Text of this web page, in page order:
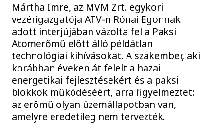
Mártha Imre, az MVM Zrt. egykori
vezérigazgatója ATV-n Rónai Egonnak
adott interjújában vázolta fel a Paksi
Atomerőmű előtt álló példátlan
technológiai kihívásokat. A szakember, aki
korábban éveken át felelt a hazai
energetikai fejlesztésekért és a paksi
blokkok működéséért, arra figyelmeztet:
az erőmű olyan üzemállapotban van,
amelyre eredetileg nem tervezték.